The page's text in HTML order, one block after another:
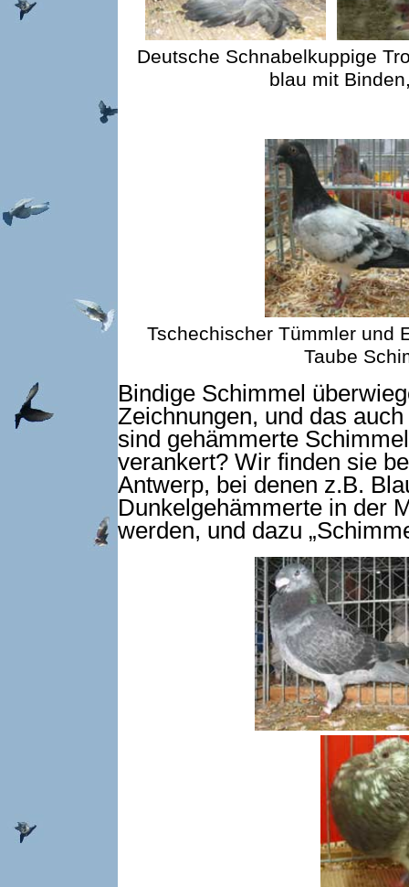
Deutsche Schnabelkuppige
blau mit
Tschechischer Tümmler und
Taube
Bindige Schimmel
Zeichnungen, und das
sind gehämmerte
verankert? Wir finden sie
Antwerp, bei denen z.B.
Dunkelgehämmerte in der
werden, und dazu